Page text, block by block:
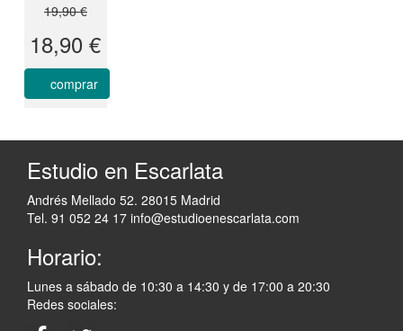
19,90 €
18,90 €
comprar
Estudio en Escarlata
Andrés Mellado 52. 28015 Madrid
Tel. 91 052 24 17 info@estudioenescarlata.com
Horario:
Lunes a sábado de 10:30 a 14:30 y de 17:00 a 20:30
Redes sociales: